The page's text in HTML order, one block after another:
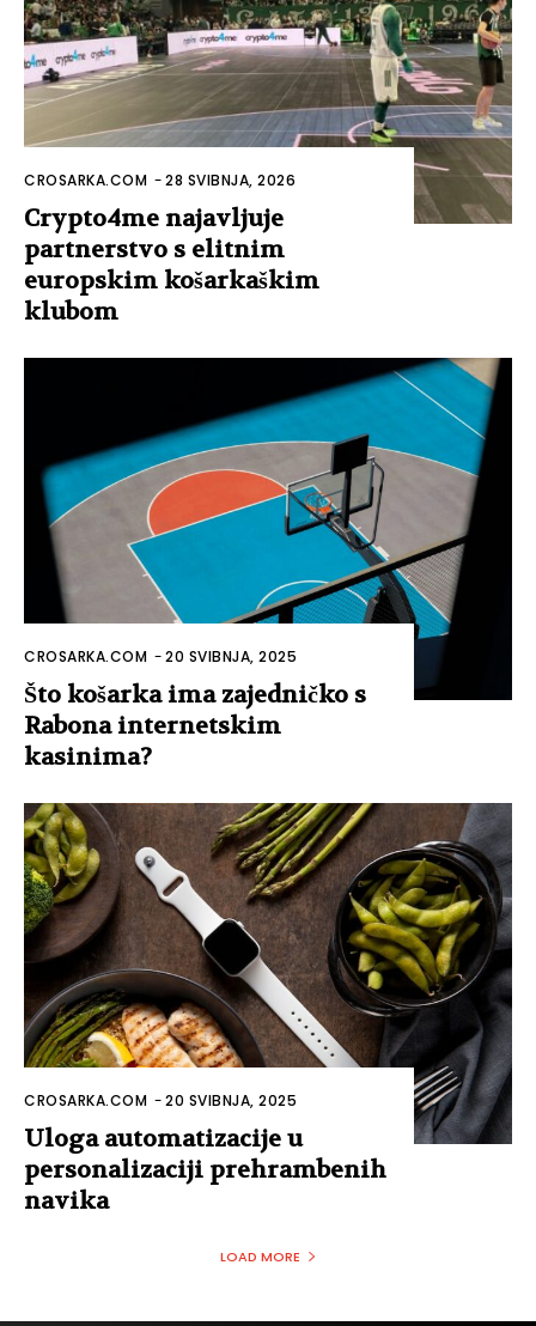
CROSARKA.COM -28 SVIBNJA, 2026
Crypto4me najavljuje
partnerstvo s elitnim
europskim košarkaškim
klubom
CROSARKA.COM -20 SVIBNJA, 2025
Što košarka ima zajedničko s
Rabona internetskim
kasinima?
CROSARKA.COM -20 SVIBNJA, 2025
Uloga automatizacije u
personalizaciji prehrambenih
navika
LOAD MORE